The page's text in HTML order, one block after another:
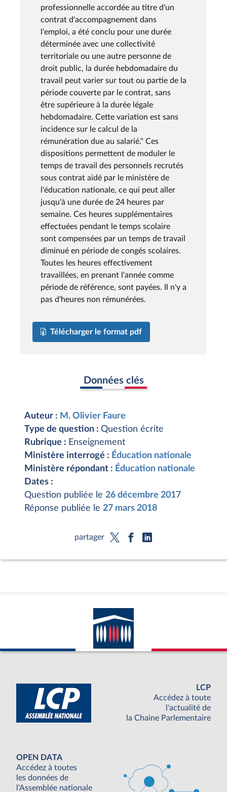
professionnelle accordée au titre d'un
contrat d'accompagnement dans
l'emploi, a été conclu pour une durée
déterminée avec une collectivité
territoriale ou une autre personne de
droit public, la durée hebdomadaire du
travail peut varier sur tout ou partie de la
période couverte par le contrat, sans
être supérieure à la durée légale
hebdomadaire. Cette variation est sans
incidence sur le calcul de la
rémunération due au salarié." Ces
dispositions permettent de moduler le
temps de travail des personnels recrutés
sous contrat aidé par le ministère de
l'éducation nationale, ce qui peut aller
jusqu'à une durée de 24 heures par
semaine. Ces heures supplémentaires
effectuées pendant le temps scolaire
sont compensées par un temps de travail
diminué en période de congés scolaires.
Toutes les heures effectivement
travaillées, en prenant l'année comme
période de référence, sont payées. Il n'y a
pas d'heures non rémunérées.
Télécharger le format pdf
Données clés
Auteur : M. Olivier Faure
Type de question : Question écrite
Rubrique : Enseignement
Ministère interrogé : Éducation nationale
Ministère répondant : Éducation nationale
Dates :
Question publiée le 26 décembre 2017
Réponse publiée le 27 mars 2018
partager
LCP
Accédez à toute
l'actualité de
la Chaine Parlementaire
OPEN DATA
Accédez à toutes
les données de
l'Assemblée nationale